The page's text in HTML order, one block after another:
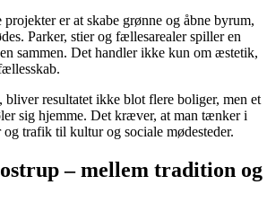
er at skabe grønne og åbne byrum,
Parker, stier og fællesarealer spiller en
sammen. Det handler ikke kun om æstetik,
resultatet ikke blot flere boliger, men et
sig hjemme. Det kræver, at man tænker i
trafik til kultur og sociale mødesteder.
– mellem tradition og